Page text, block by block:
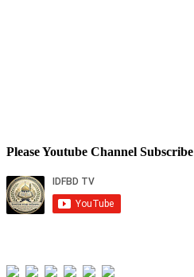
Please Youtube Channel Subscribe